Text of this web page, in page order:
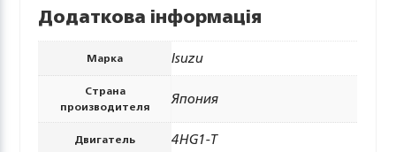
Додаткова інформація
Марка Isuzu
Страна
производителя
Япония
Двигатель 4HG1-Т